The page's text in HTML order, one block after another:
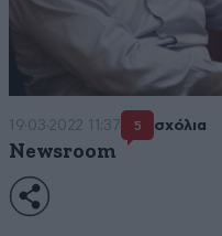
19·03·2022 11:37 5 σχόλια
Newsroom